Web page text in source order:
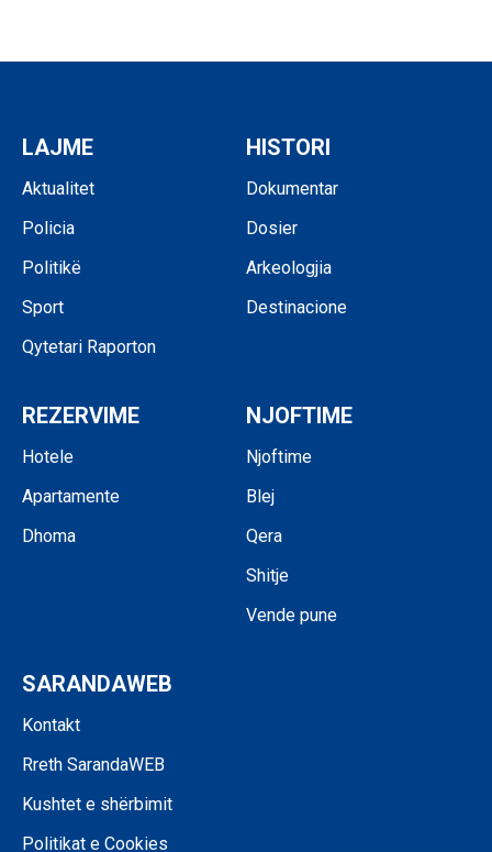
LAJME
Aktualitet
Policia
Politikë
Sport
Qytetari Raporton
HISTORI
Dokumentar
Dosier
Arkeologjia
Destinacione
REZERVIME
Hotele
Apartamente
Dhoma
NJOFTIME
Njoftime
Blej
Qera
Shitje
Vende pune
SARANDAWEB
Kontakt
Rreth SarandaWEB
Kushtet e shërbimit
Politikat e Cookies